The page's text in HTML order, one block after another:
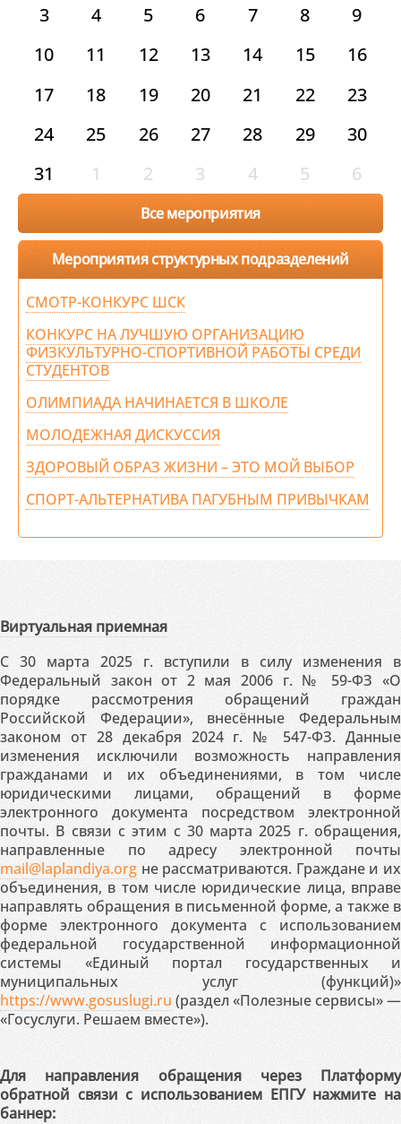
3
4 5 6 7 8
9
10
11 12 13 14 15
16
17
18 19 20 21 22
23
24
25 26 27 28 29
30
31
1 2 3 4 5 6
Все мероприятия
Мероприятия структурных подразделений
СМОТР-КОНКУРС ШСК
КОНКУРС НА ЛУЧШУЮ ОРГАНИЗАЦИЮ
ФИЗКУЛЬТУРНО-СПОРТИВНОЙ РАБОТЫ СРЕДИ
СТУДЕНТОВ
ОЛИМПИАДА НАЧИНАЕТСЯ В ШКОЛЕ
МОЛОДЕЖНАЯ ДИСКУССИЯ
ЗДОРОВЫЙ ОБРАЗ ЖИЗНИ – ЭТО МОЙ ВЫБОР
СПОРТ-АЛЬТЕРНАТИВА ПАГУБНЫМ ПРИВЫЧКАМ
Виртуальная приемная
С 30 марта 2025 г. вступили в силу изменения в
Федеральный закон от 2 мая 2006 г. № 59-ФЗ «О
порядке рассмотрения обращений граждан
Российской Федерации», внесённые Федеральным
законом от 28 декабря 2024 г. № 547-ФЗ. Данные
изменения исключили возможность направления
гражданами и их объединениями, в том числе
юридическими лицами, обращений в форме
электронного документа посредством электронной
почты. В связи с этим с 30 марта 2025 г. обращения,
направленные по адресу электронной почты
mail@laplandiya.org не рассматриваются. Граждане и их
объединения, в том числе юридические лица, вправе
направлять обращения в письменной форме, а также в
форме электронного документа с использованием
федеральной государственной информационной
системы «Единый портал государственных и
муниципальных услуг (функций)»
https://www.gosuslugi.ru (раздел «Полезные сервисы» —
«Госуслуги. Решаем вместе»).
Для направления обращения через Платформу
обратной связи с использованием ЕПГУ нажмите на
баннер: